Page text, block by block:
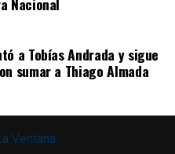
a Tobías Andrada y sigue
sumar a Thiago Almada